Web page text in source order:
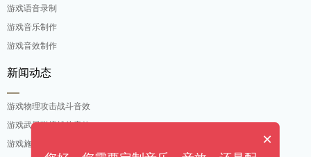
游戏语音录制
游戏音乐制作
游戏音效制作
新闻动态
游戏物理攻击战斗音效
游戏武器碰撞战斗音效
游戏施法吟唱战斗音效
×